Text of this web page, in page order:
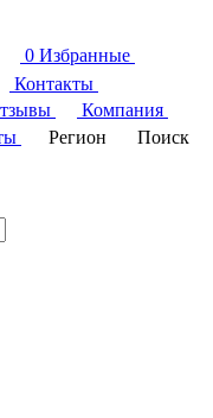
0 Избранные
Контакты
Компания
Регион
Поиск